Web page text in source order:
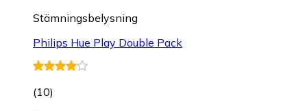
Stämningsbelysning
Philips Hue Play Double Pack
(10)